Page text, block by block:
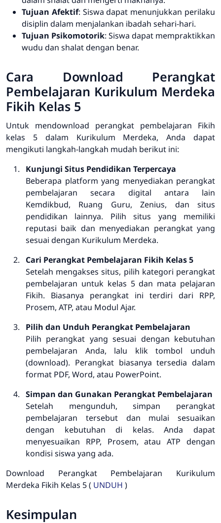
Tujuan Afektif: Siswa dapat menunjukkan perilaku
disiplin dalam menjalankan ibadah sehari-hari.
Tujuan Psikomotorik: Siswa dapat mempraktikkan
wudu dan shalat dengan benar.
Cara Download Perangkat
Pembelajaran Kurikulum Merdeka
Fikih Kelas 5
Untuk mendownload perangkat pembelajaran Fikih
kelas 5 dalam Kurikulum Merdeka, Anda dapat
mengikuti langkah-langkah mudah berikut ini:
Kunjungi Situs Pendidikan Terpercaya
Beberapa platform yang menyediakan perangkat
pembelajaran secara digital antara lain
Kemdikbud, Ruang Guru, Zenius, dan situs
pendidikan lainnya. Pilih situs yang memiliki
reputasi baik dan menyediakan perangkat yang
sesuai dengan Kurikulum Merdeka.
Cari Perangkat Pembelajaran Fikih Kelas 5
Setelah mengakses situs, pilih kategori perangkat
pembelajaran untuk kelas 5 dan mata pelajaran
Fikih. Biasanya perangkat ini terdiri dari RPP,
Prosem, ATP, atau Modul Ajar.
Pilih dan Unduh Perangkat Pembelajaran
Pilih perangkat yang sesuai dengan kebutuhan
pembelajaran Anda, lalu klik tombol unduh
(download). Perangkat biasanya tersedia dalam
format PDF, Word, atau PowerPoint.
Simpan dan Gunakan Perangkat Pembelajaran
Setelah mengunduh, simpan perangkat
pembelajaran tersebut dan mulai sesuaikan
dengan kebutuhan di kelas. Anda dapat
menyesuaikan RPP, Prosem, atau ATP dengan
kondisi siswa yang ada.
Download Perangkat Pembelajaran Kurikulum
Merdeka Fikih Kelas 5 ( UNDUH )
Kesimpulan